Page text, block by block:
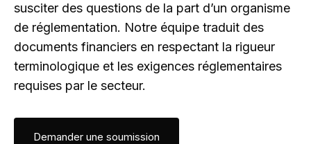
susciter des questions de la part d’un organisme
de réglementation. Notre équipe traduit des
documents financiers en respectant la rigueur
terminologique et les exigences réglementaires
requises par le secteur.
Demander une soumission